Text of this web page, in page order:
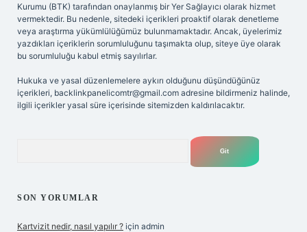
Kurumu (BTK) tarafından onaylanmış bir Yer Sağlayıcı olarak hizmet
vermektedir. Bu nedenle, sitedeki içerikleri proaktif olarak denetleme
veya araştırma yükümlülüğümüz bulunmamaktadır. Ancak, üyelerimiz
yazdıkları içeriklerin sorumluluğunu taşımakta olup, siteye üye olarak
bu sorumluluğu kabul etmiş sayılırlar.
Hukuka ve yasal düzenlemelere aykırı olduğunu düşündüğünüz
içerikleri, backlinkpanelicomtr@gmail.com adresine bildirmeniz halinde,
ilgili içerikler yasal süre içerisinde sitemizden kaldırılacaktır.
SON YORUMLAR
Kartvizit nedir, nasıl yapılır ? için admin